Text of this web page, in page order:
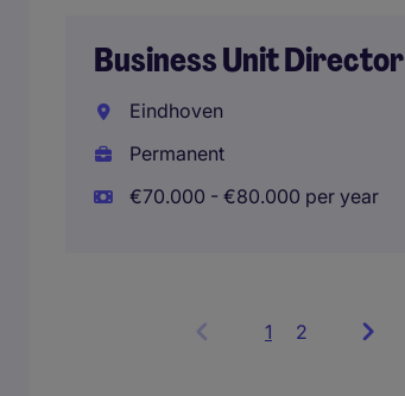
Business Unit Director
Eindhoven
Permanent
€70.000 - €80.000 per year
1 Showing
2